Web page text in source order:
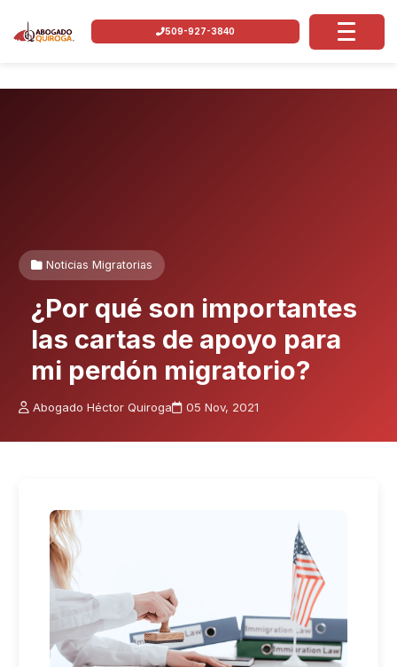
509-927-3840
Noticias Migratorias
¿Por qué son importantes
las cartas de apoyo para
mi perdón migratorio?
Abogado Héctor Quiroga 05 Nov, 2021